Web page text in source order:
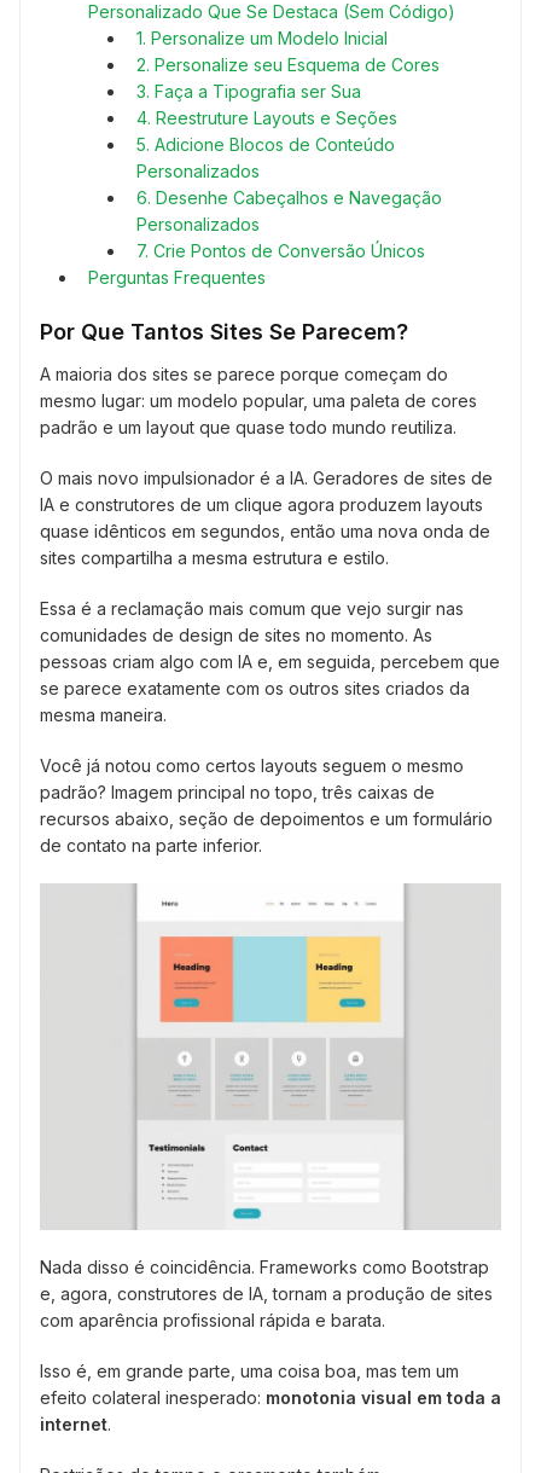
Personalizado Que Se Destaca (Sem Código)
1. Personalize um Modelo Inicial
2. Personalize seu Esquema de Cores
3. Faça a Tipografia ser Sua
4. Reestruture Layouts e Seções
5. Adicione Blocos de Conteúdo
Personalizados
6. Desenhe Cabeçalhos e Navegação
Personalizados
7. Crie Pontos de Conversão Únicos
Perguntas Frequentes
Por Que Tantos Sites Se Parecem?
A maioria dos sites se parece porque começam do
mesmo lugar: um modelo popular, uma paleta de cores
padrão e um layout que quase todo mundo reutiliza.
O mais novo impulsionador é a IA. Geradores de sites de
IA e construtores de um clique agora produzem layouts
quase idênticos em segundos, então uma nova onda de
sites compartilha a mesma estrutura e estilo.
Essa é a reclamação mais comum que vejo surgir nas
comunidades de design de sites no momento. As
pessoas criam algo com IA e, em seguida, percebem que
se parece exatamente com os outros sites criados da
mesma maneira.
Você já notou como certos layouts seguem o mesmo
padrão? Imagem principal no topo, três caixas de
recursos abaixo, seção de depoimentos e um formulário
de contato na parte inferior.
Nada disso é coincidência. Frameworks como Bootstrap
e, agora, construtores de IA, tornam a produção de sites
com aparência profissional rápida e barata.
Isso é, em grande parte, uma coisa boa, mas tem um
efeito colateral inesperado: monotonia visual em toda a
internet.